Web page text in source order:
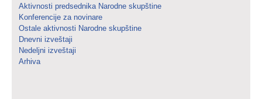
Aktivnosti predsednika Narodne skupštine
Konferencije za novinare
Ostale aktivnosti Narodne skupštine
Dnevni izveštaji
Nedeljni izveštaji
Arhiva